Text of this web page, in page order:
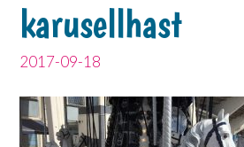
karusellhast
2017-09-18